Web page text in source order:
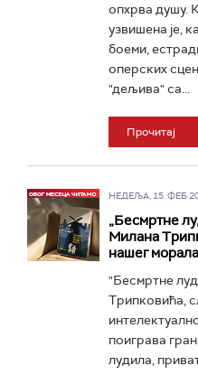
опхрва душу.
узвишена је,
боеми,
оперских
"дељива" са...
Прочитај
НЕДЕЉА, 15. ФЕБ
„Бесмртне
Милана
нашег морала
"Бесмртне
Трипковића,
поиграва
лудила,